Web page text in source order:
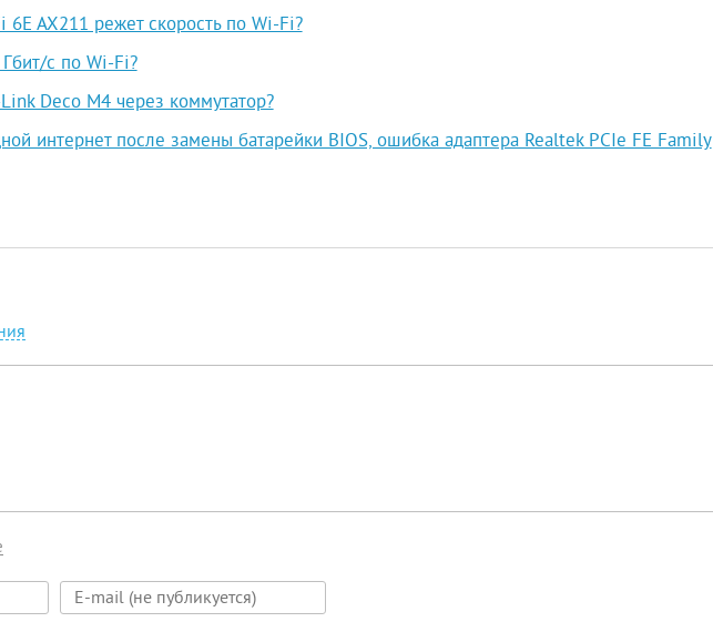
AX211 режет скорость по Wi-Fi?
с по Wi-Fi?
Deco M4 через коммутатор?
интернет после замены батарейки BIOS, ошибка адаптера Realtek PCIe FE Family